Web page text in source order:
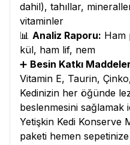
dahil), tahıllar,
vitaminler
📊 Analiz Raporu: Ham
kül, ham lif, nem
➕ Besin Katkı
Vitamin E, Taurin,
Kedinizin her öğünde
beslenmesini sağlamak
Yetişkin Kedi Konserve
paketi hemen